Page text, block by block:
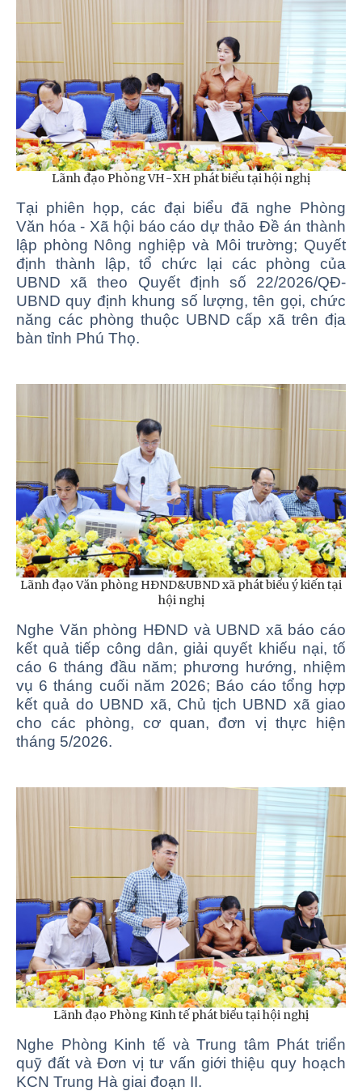
Lãnh đạo Phòng VH-XH phát biểu tại hội nghị
Tại phiên họp, các đại biểu đã nghe Phòng
Văn hóa - Xã hội báo cáo dự thảo Đề án thành
lập phòng Nông nghiệp và Môi trường; Quyết
định thành lập, tổ chức lại các phòng của
UBND xã theo Quyết định số 22/2026/QĐ-
UBND quy định khung số lượng, tên gọi, chức
năng các phòng thuộc UBND cấp xã trên địa
bàn tỉnh Phú Thọ.
Lãnh đạo Văn phòng HĐND&UBND xã phát biểu ý kiến tại
hội nghị
Nghe Văn phòng HĐND và UBND xã báo cáo
kết quả tiếp công dân, giải quyết khiếu nại, tố
cáo 6 tháng đầu năm; phương hướng, nhiệm
vụ 6 tháng cuối năm 2026; Báo cáo tổng hợp
kết quả do UBND xã, Chủ tịch UBND xã giao
cho các phòng, cơ quan, đơn vị thực hiện
tháng 5/2026.
Lãnh đạo Phòng Kinh tế phát biểu tại hội nghị
Nghe Phòng Kinh tế và Trung tâm Phát triển
quỹ đất và Đơn vị tư vấn giới thiệu quy hoạch
KCN Trung Hà giai đoạn II.